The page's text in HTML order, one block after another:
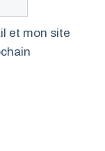
et mon site